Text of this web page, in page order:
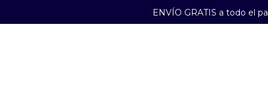
ENVÍO GRATIS a todo el